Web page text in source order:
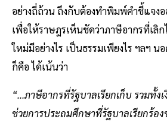
อย่างถี่ถ้วน ถึงกับต้องทำพิมพ์คำชี้แจง
เพื่อให้ราษฎรเห็นชัดว่าภาษีอากรที่เลิก
ใหม่มีอย่างไร เป็นธรรมเพียงไร ฯลฯ น
ก็คือ ได้เน้นว่า
“...ภาษีอากรที่รัฐบาลเรียกเก็บ รวมทั้ง
ช่วยการประถมศึกษาที่รัฐบาลเรียกร้อง